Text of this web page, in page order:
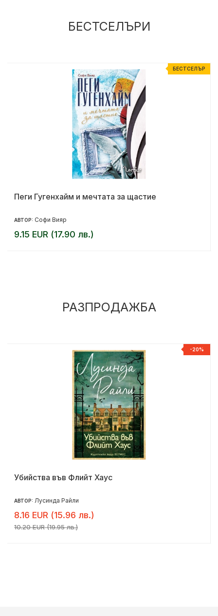
БЕСТСЕЛЪРИ
БЕСТСЕЛЪР
Пеги Гугенхайм и мечтата за щастие
АВТОР: Софи Вияр
9.15 EUR (17.90 лв.)
РАЗПРОДАЖБА
-20%
Убийства във Флийт Хаус
АВТОР: Лусинда Райли
8.16 EUR (15.96 лв.)
10.20 EUR (19.95 лв.)